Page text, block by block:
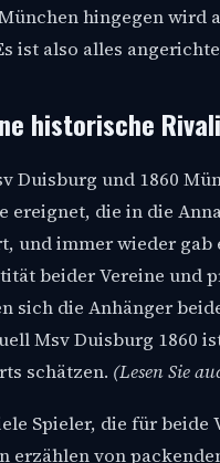
hingegen
ist also alles
historische
Duisburg und 1860
ereignet, die in die
und immer wieder
beider Vereine und
sich die Anhänger
Msv Duisburg 1860
schätzen. (Lesen Sie
Spieler, die für
erzählen von